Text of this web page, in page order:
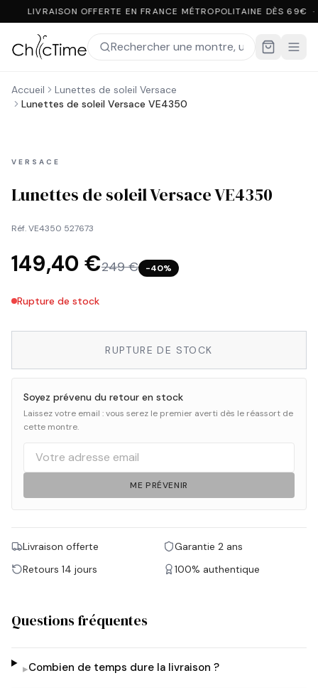
LIVRAISON OFFERTE EN FRANCE MÉTROPOLITAINE DÈS 69€
Accueil
Lunettes de soleil Versace
Lunettes de soleil Versace VE4350
VERSACE
Lunettes de soleil Versace VE4350
Réf.VE4350 527673
149,40 €249 € −40%
Rupture de stock
RUPTURE DE STOCK
Soyez prévenu du retour en stock
Laissez votre email : vous serez le premier averti dès le réassort de
cette montre.
ME PRÉVENIR
Livraison offerte
Garantie 2 ans
Retours 14 jours
100% authentique
Questions fréquentes
▸Combien de temps dure la livraison ?